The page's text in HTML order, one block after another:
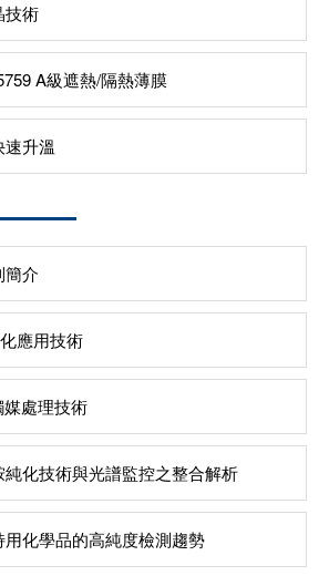
技術
A級遮熱/隔熱薄膜
升溫
簡介
應用技術
處理技術
化技術與光譜監控之整合解析
化學品的高純度檢測趨勢